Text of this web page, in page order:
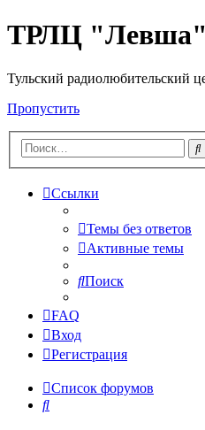
ТРЛЦ "Левша"
Тульский радиолюбительский
Пропустить
Ссылки
Темы без ответов
Активные темы
Поиск
FAQ
Вход
Регистрация
Список форумов
Поиск